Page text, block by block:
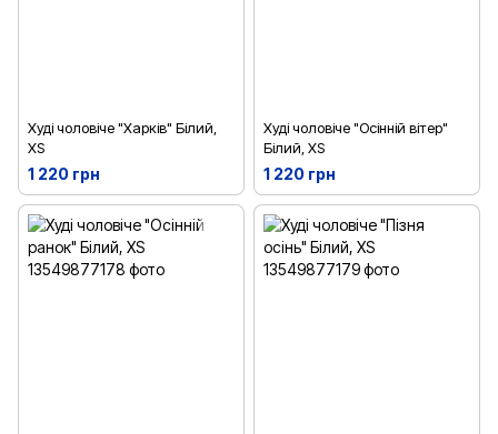
Худі чоловіче "Харків" Білий,
XS
1 220 грн
Худі чоловіче "Осінній вітер"
Білий, XS
1 220 грн